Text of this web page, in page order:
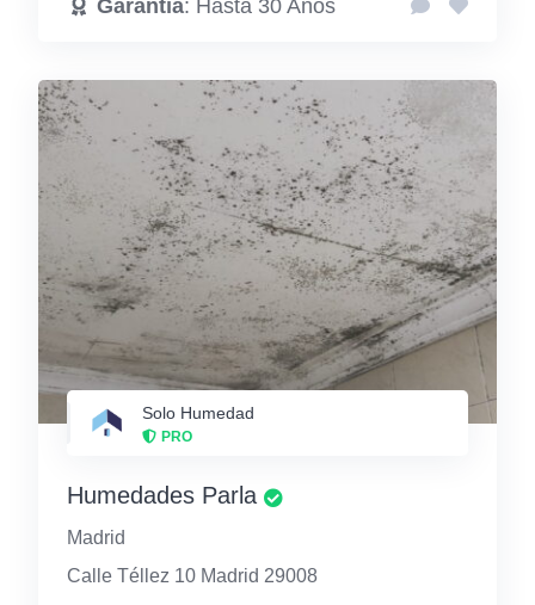
Garantía: Hasta 30 Años
Solo Humedad
PRO
Humedades Parla
Madrid
Calle Téllez 10 Madrid 29008